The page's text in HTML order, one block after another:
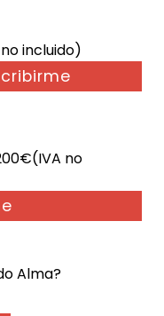
incluido)
no
Alma?